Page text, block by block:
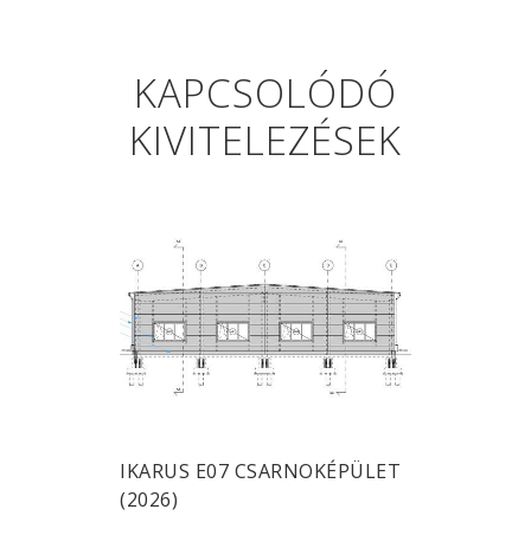
KAPCSOLÓDÓ
KIVITELEZÉSEK
IKARUS E07 CSARNOKÉPÜLET
(2026)